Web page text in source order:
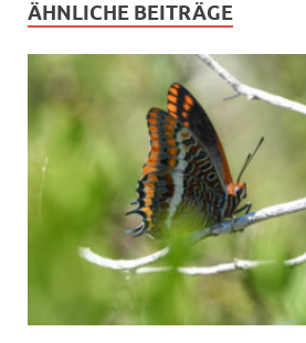
ÄHNLICHE BEITRÄGE